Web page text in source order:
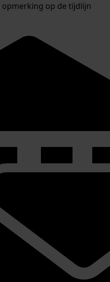
opmerking op de tijdlijn